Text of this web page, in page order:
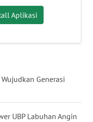
Aplikasi
Generasi
UBP Labuhan Angin